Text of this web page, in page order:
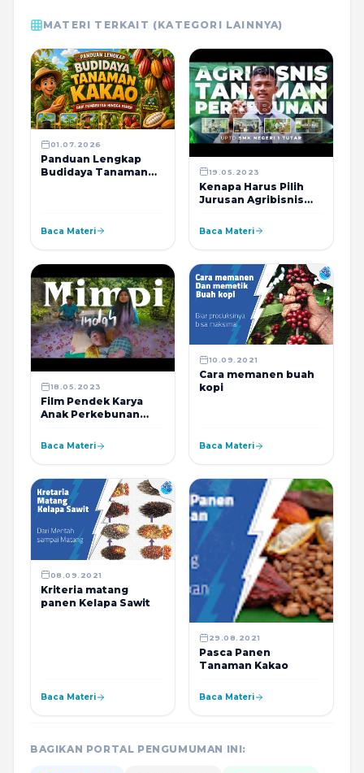
MATERI TERKAIT (KATEGORI LAINNYA)
01.07.2026
Panduan Lengkap
Budidaya Tanaman
Baca Materi
19.05.2023
Kenapa Harus Pilih
Jurusan Agribisnis
- Ini Alasannya
Baca Materi
18.05.2023
Film Pendek Karya
Anak Perkebunan
Baca Materi
10.09.2021
Cara memanen buah
kopi
Baca Materi
08.09.2021
Kriteria matang
panen Kelapa Sawit
Baca Materi
29.08.2021
Pasca Panen
Tanaman Kakao
Baca Materi
BAGIKAN PORTAL PENGUMUMAN INI: